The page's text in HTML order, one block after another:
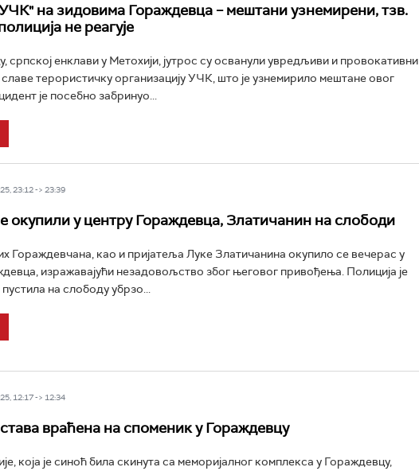
на зидовима Гораждевца – мештани узнемирени, тзв.
не реагује
српској енклави у Метохији, јутрос су осванули увредљиви и провокативни
славе терористичку организацију УЧК, што је узнемирило мештане овог
је посебно забринуо...
23:12 -> 23:39
окупили у центру Гораждевца, Златичанин на слободи
Гораждевчана, као и пријатеља Луке Златичанина окупило се вечерас у
изражавајући незадовољство због његовог привођења. Полиција је
на слободу убрзо...
12:17 -> 12:34
враћена на споменик у Гораждевцу
која је синоћ била скинута са меморијалног комплекса у Гораждевцу,